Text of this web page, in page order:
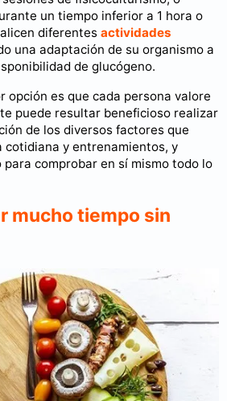
un tiempo inferior a 1 hora o
diferentes actividades
una adaptación de su organismo a
de glucógeno.
opción es que cada persona valore
puede resultar beneficioso realizar
de los diversos factores que
cotidiana y entrenamientos, y
comprobar en sí mismo todo lo
mucho tiempo sin